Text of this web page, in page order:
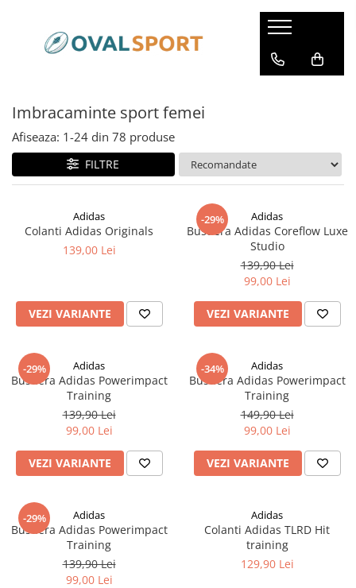
Femei
Incaltaminte
Barbati
Incaltaminte
Imbracaminte sport femei
Afiseaza: 1-24 din 78 produse
FILTRE
Adidas
Colanti Adidas Originals
139,00 Lei
VEZI VARIANTE
-29% Adidas
Bustiera Adidas Coreflow Luxe
Studio
139,90 Lei
99,00 Lei
VEZI VARIANTE
-29% Adidas
Bustiera Adidas Powerimpact
Training
139,90 Lei
99,00 Lei
VEZI VARIANTE
-34% Adidas
Bustiera Adidas Powerimpact
Training
149,90 Lei
99,00 Lei
VEZI VARIANTE
-29% Adidas
Bustiera Adidas Powerimpact
Training
139,90 Lei
99,00 Lei
Adidas
Colanti Adidas TLRD Hit
training
129,90 Lei